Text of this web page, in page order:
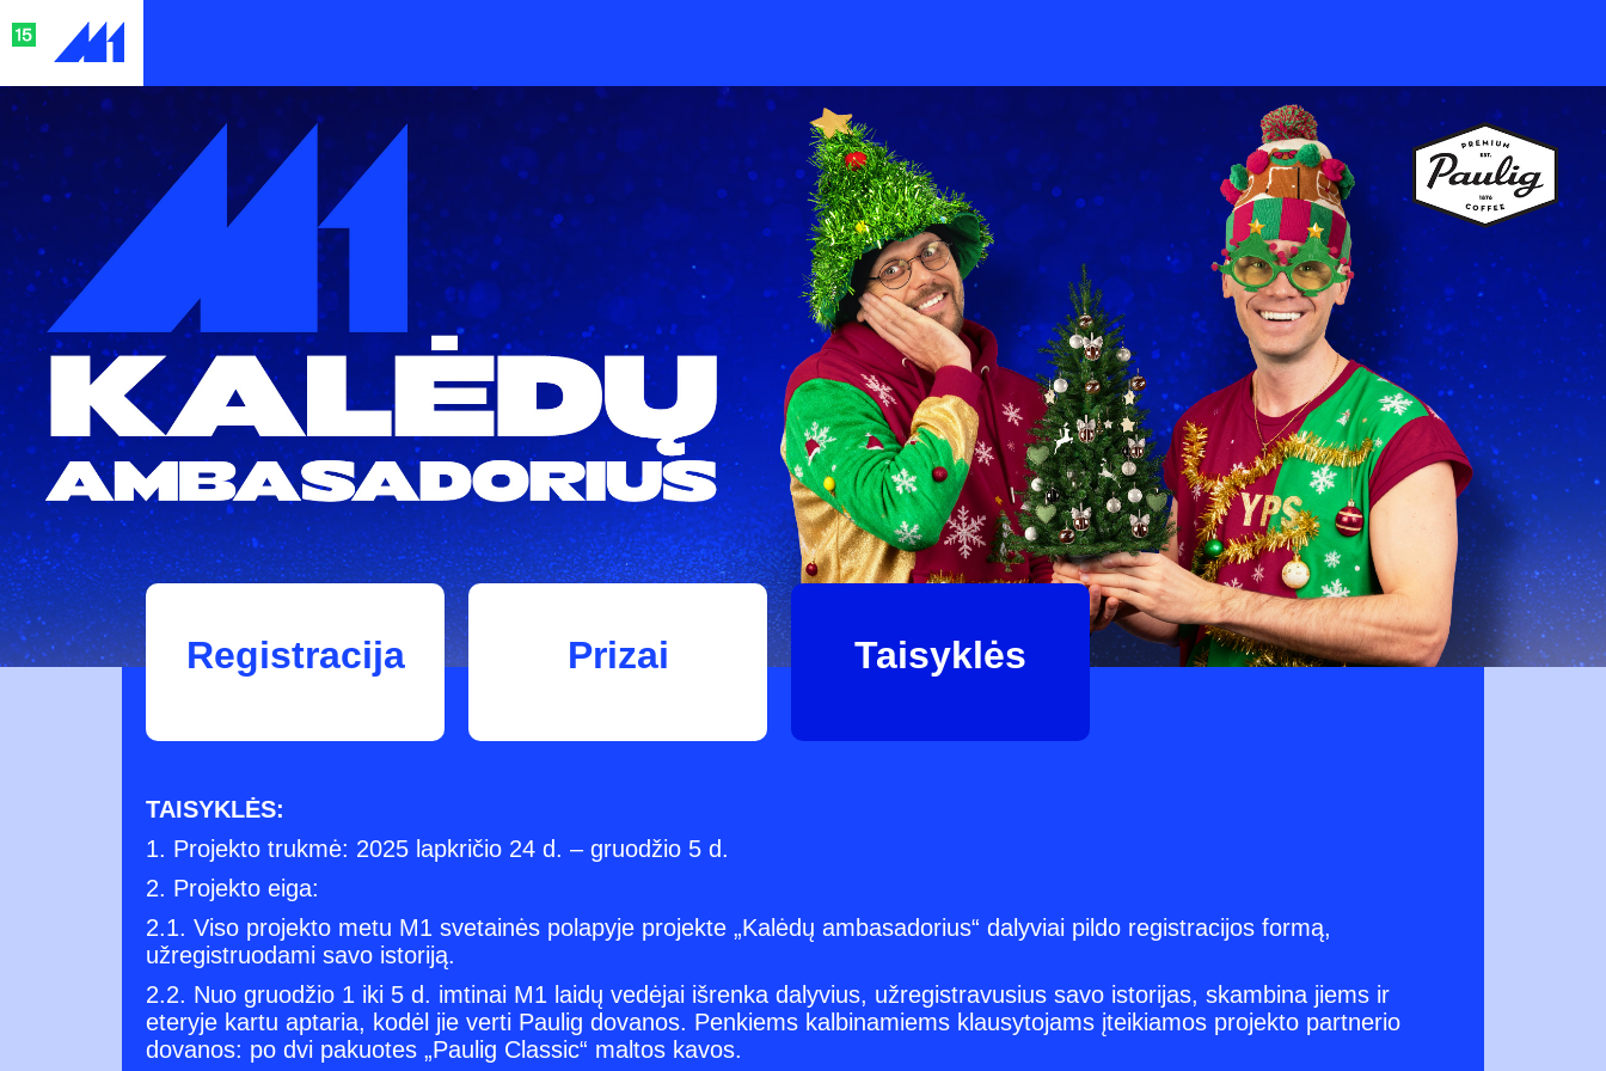
Registracija Prizai Taisyklės
TAISYKLĖS:
1. Projekto trukmė: 2025 lapkričio 24 d. – gruodžio 5 d.
2. Projekto eiga:
2.1. Viso projekto metu M1 svetainės polapyje projekte „Kalėdų ambasadorius“ dalyviai pildo registracijos formą,
užregistruodami savo istoriją.
2.2. Nuo gruodžio 1 iki 5 d. imtinai M1 laidų vedėjai išrenka dalyvius, užregistravusius savo istorijas, skambina jiems ir
eteryje kartu aptaria, kodėl jie verti Paulig dovanos. Penkiems kalbinamiems klausytojams įteikiamos projekto partnerio
dovanos: po dvi pakuotes „Paulig Classic“ maltos kavos.